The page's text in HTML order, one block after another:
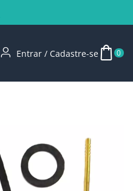
Entrar / Cadastre-se 0